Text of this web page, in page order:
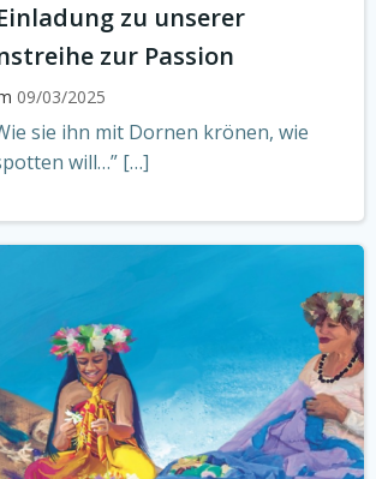
zu unserer
zur Passion
09/03/2025
sie ihn mit Dornen krönen, wie
will…” […]